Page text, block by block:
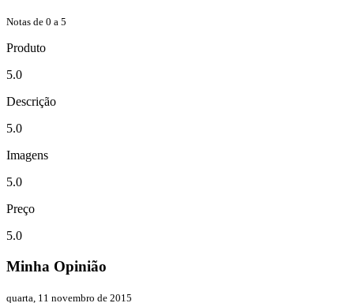
Notas de 0 a 5
Produto
5.0
Descrição
5.0
Imagens
5.0
Preço
5.0
Minha Opinião
quarta, 11 novembro de 2015